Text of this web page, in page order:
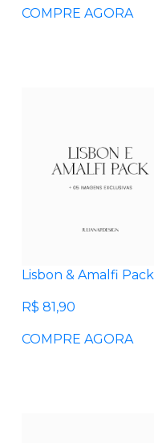
COMPRE AGORA
Lisbon & Amalfi Pack
R$ 81,90
COMPRE AGORA